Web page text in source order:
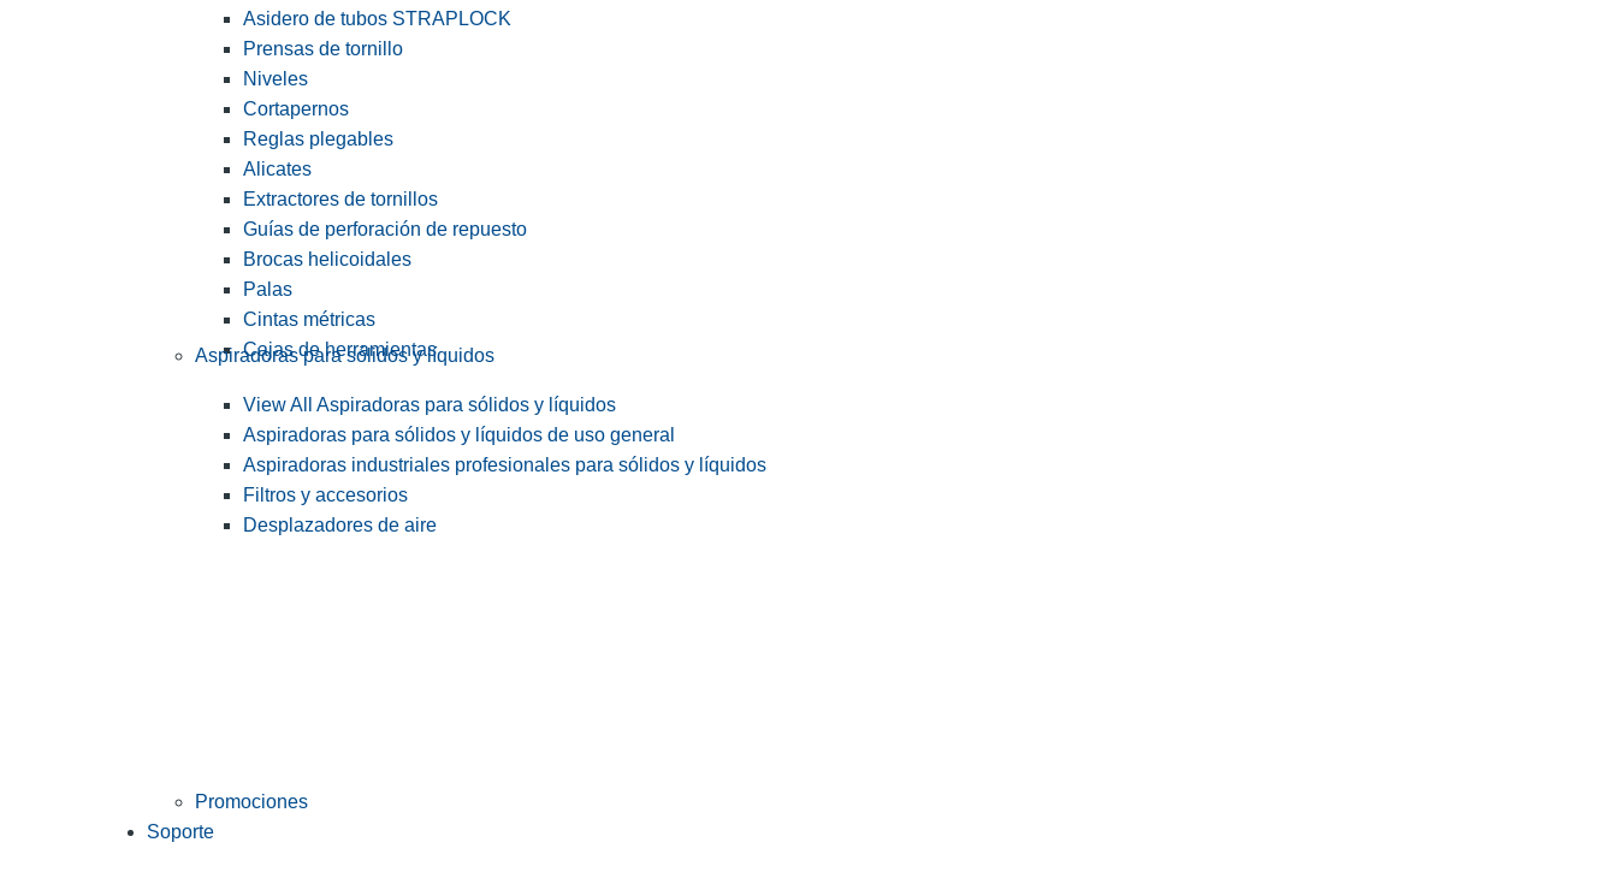
Asidero de tubos STRAPLOCK
Prensas de tornillo
Niveles
Cortapernos
Reglas plegables
Alicates
Extractores de tornillos
Guías de perforación de repuesto
Brocas helicoidales
Palas
Cintas métricas
Cajas de herramientas
Aspiradoras para sólidos y líquidos
View All Aspiradoras para sólidos y líquidos
Aspiradoras para sólidos y líquidos de uso general
Aspiradoras industriales profesionales para sólidos y líquidos
Filtros y accesorios
Desplazadores de aire
Promociones
Soporte